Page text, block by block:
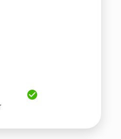
check_circle